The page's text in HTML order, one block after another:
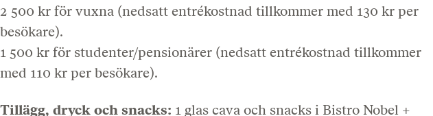
2 500 kr för vuxna (nedsatt entrékostnad tillkommer med 130 kr per
besökare).
1 500 kr för studenter/pensionärer (nedsatt entrékostnad tillkommer
med 110 kr per besökare).
Tillägg, dryck och snacks: 1 glas cava och snacks i Bistro Nobel +